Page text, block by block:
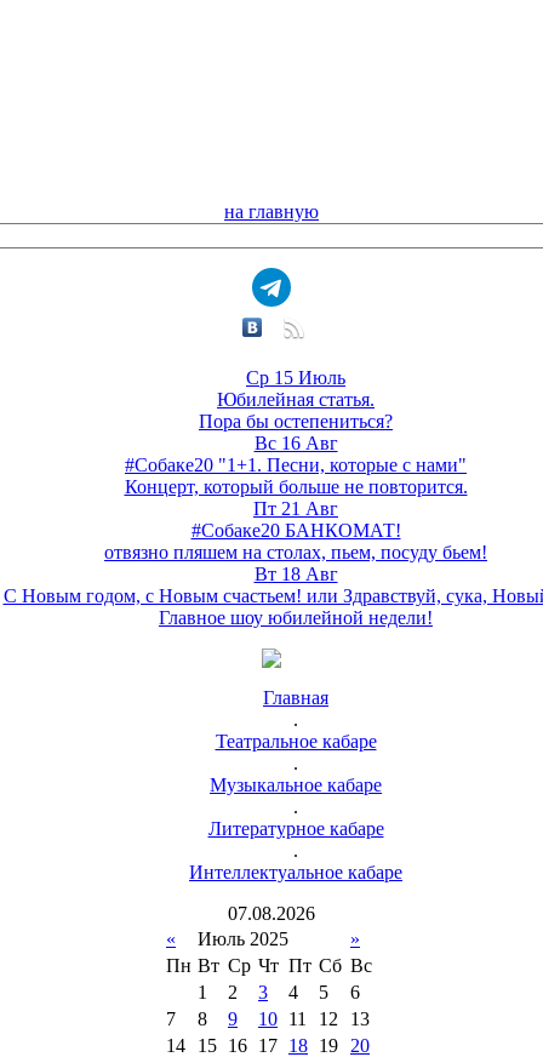
на главную
Ср 15 Июль
Юбилейная статья.
Пора бы остепениться?
Вс 16 Авг
#Собаке20 "1+1. Песни, которые с нами"
Концерт, который больше не повторится.
Пт 21 Авг
#Собаке20 БАНКОМАТ!
отвязно пляшем на столах, пьем, посуду бьем!
Вт 18 Авг
С Новым годом, с Новым счастьем! или Здравствуй, сука,
Главное шоу юбилейной недели!
Главная
.
Театральное кабаре
.
Музыкальное кабаре
.
Литературное кабаре
.
Интеллектуальное кабаре
07.08.2026
«
Июль 2025
»
Пн Вт Ср Чт Пт Сб Вс
1
2 3 4 5
6
7
8 9 10 11 12
13
14
15 16 17 18 19
20